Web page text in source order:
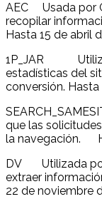
AEC Usada por
recopilar
Hasta 15 de abril
1P_JAR
estadísticas del
conversión.
que las
la navegación.
DV Utilizada por
extraer
22 de noviembre